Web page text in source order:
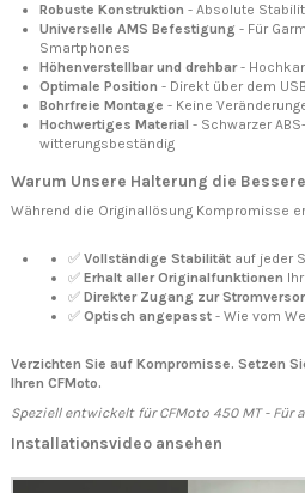
Robuste Konstruktion - Absolute
Universelle AMS Befestigung - Für
Smartphones
Höhenverstellbar und drehbar-
Optimale Position - Direkt über dem
Bohrfreie Montage - Keine
Hochwertiges Material - Schwarzer
witterungsbeständig
Warum Unsere Halterung die
Während die Originallösung Kompromisse
✅ Vollständige Stabilität auf jeder
✅ Erhalt aller Originalfunktionen
✅ Direkter Zugang zur
✅ Optisch angepasst - Wie vom
Verzichten Sie auf Kompromisse. Setzen
Ihren CFMoto.
Speziell entwickelt für CFMoto 450 MT - Für
Installationsvideo ansehen